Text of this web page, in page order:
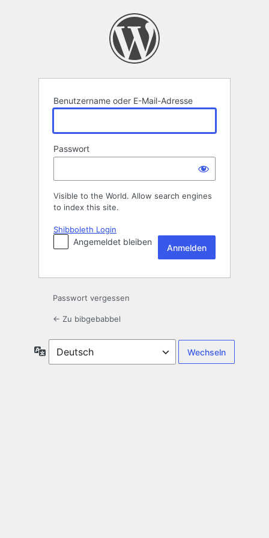
Benutzername oder E-Mail-Adresse
Passwort
Visible to the World. Allow search engines
to index this site.
Shibboleth Login
Angemeldet bleiben
Passwort vergessen
← Zu bibgebabbel
Sprache